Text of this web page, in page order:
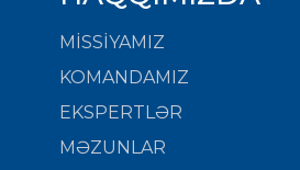
MISSIYAMIZ
KOMANDAMIZ
EKSPERTLƏR
MƏZUNLAR